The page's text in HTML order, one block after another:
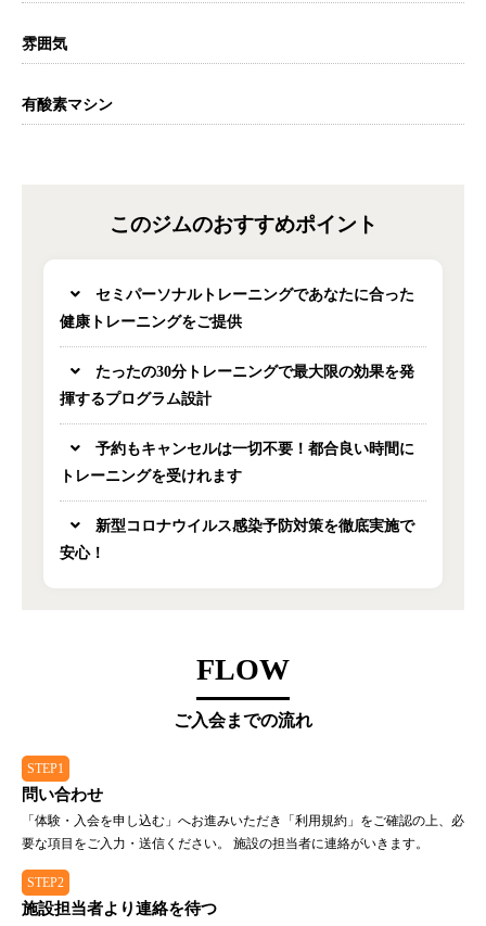
雰囲気
有酸素マシン
このジムのおすすめポイント
セミパーソナルトレーニングであなたに合った
健康トレーニングをご提供
たったの30分トレーニングで最大限の効果を発
揮するプログラム設計
予約もキャンセルは一切不要！都合良い時間に
トレーニングを受けれます
新型コロナウイルス感染予防対策を徹底実施で
安心！
FLOW
ご入会までの流れ
STEP1
問い合わせ
「体験・入会を申し込む」へお進みいただき「利用規約」をご確認の上、必
要な項目をご入力・送信ください。 施設の担当者に連絡がいきます。
STEP2
施設担当者より連絡を待つ